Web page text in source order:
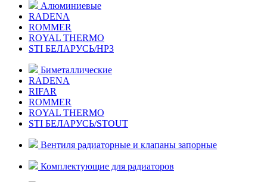
Алюминиевые
RADENA
ROMMER
ROYAL THERMO
STI БЕЛАРУСЬ/НРЗ
Биметаллические
RADENA
RIFAR
ROMMER
ROYAL THERMO
STI БЕЛАРУСЬ/STOUT
Вентиля радиаторные и клапаны запорные
Комплектующие для радиаторов